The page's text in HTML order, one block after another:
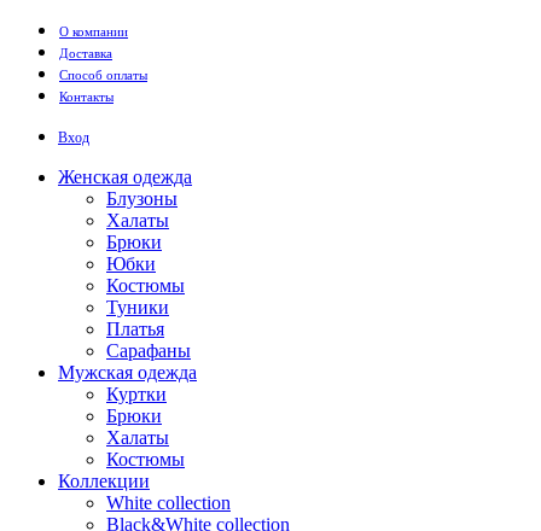
Перейти к основному содержанию
О компании
Доставка
Способ оплаты
Контакты
Вход
Женская одежда
Блузоны
Халаты
Брюки
Юбки
Костюмы
Туники
Платья
Сарафаны
Мужская одежда
Куртки
Брюки
Халаты
Костюмы
Коллекции
White collection
Black&White collection